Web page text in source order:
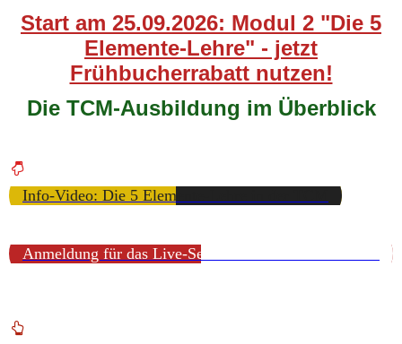
Start am 25.09.2026: Modul 2 "Die 5
Elemente-Lehre" - jetzt
Frühbucherrabatt nutzen!
Die TCM-Ausbildung im Überblick
Info-Video: Die 5 Elemente-Lehre in der TCM
Anmeldung für das Live-Seminar: "5 Elemente-Lehre"